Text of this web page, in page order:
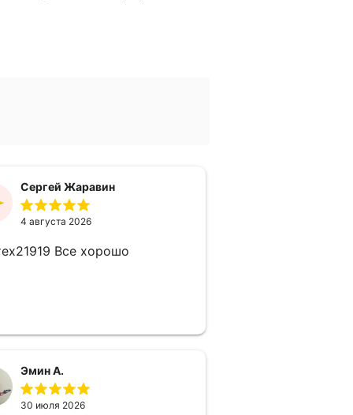
Сергей Жаравин
4 августа 2026
Все хорошо
Эмин A.
30 июля 2026